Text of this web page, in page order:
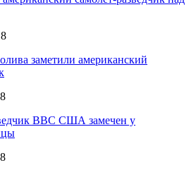
заметили американский
ВВС США замечен у